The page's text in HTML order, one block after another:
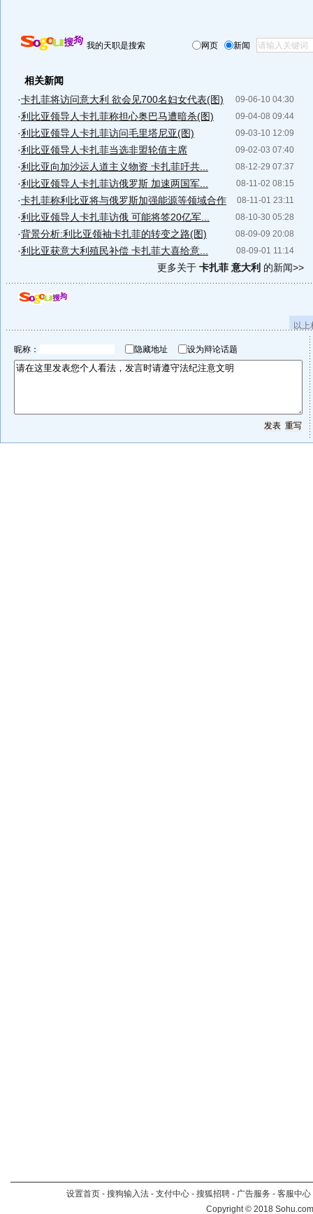
我的天职是搜索 网页 新闻
相关新闻
09-06-10 04:30
·卡扎菲将访问意大利 欲会见700名妇女代表(图)
09-04-08 09:44
·利比亚领导人卡扎菲称担心奥巴马遭暗杀(图)
09-03-10 12:09
·利比亚领导人卡扎菲访问毛里塔尼亚(图)
09-02-03 07:40
·利比亚领导人卡扎菲当选非盟轮值主席
08-12-29 07:37
·利比亚向加沙运人道主义物资 卡扎菲吁共...
08-11-02 08:15
·利比亚领导人卡扎菲访俄罗斯 加速两国军...
08-11-01 23:11
·卡扎菲称利比亚将与俄罗斯加强能源等领域合作
08-10-30 05:28
·利比亚领导人卡扎菲访俄 可能将签20亿军...
08-09-09 20:08
·背景分析:利比亚领袖卡扎菲的转变之路(图)
08-09-01 11:14
·利比亚获意大利殖民补偿 卡扎菲大喜给意...
更多关于 卡扎菲 意大利 的新闻>>
以
昵称： 隐藏地址 设为辩论话题
设置首页 - 搜狗输入法 - 支付中心 - 搜狐招聘 - 广告服务 - 客服中心
Copyright©2018